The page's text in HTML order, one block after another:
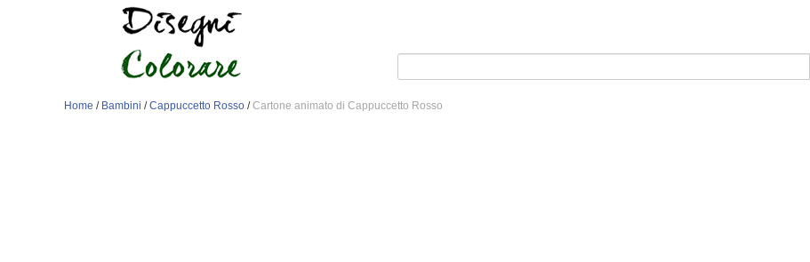
Home / Bambini /Cappuccetto Rosso /Cartone animato di Cappuccetto Rosso